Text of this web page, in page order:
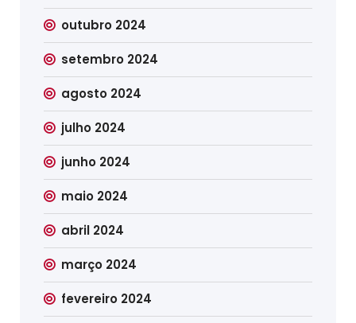
outubro 2024
setembro 2024
agosto 2024
julho 2024
junho 2024
maio 2024
abril 2024
março 2024
fevereiro 2024